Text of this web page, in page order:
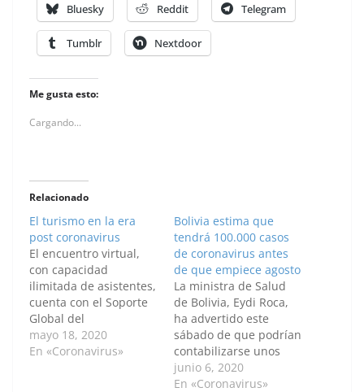
Bluesky Reddit Telegram
Tumblr Nextdoor
Me gusta esto:
Cargando...
Relacionado
El turismo en la era
post coronavirus
El encuentro virtual,
con capacidad
ilimitada de asistentes,
cuenta con el Soporte
Global del
Ayuntamiento de
Barcelona, la
mayo 18, 2020
En «Coronavirus»
Bolivia estima que
tendrá 100.000 casos
de coronavirus antes
de que empiece agosto
La ministra de Salud
de Bolivia, Eydi Roca,
ha advertido este
sábado de que podrían
contabilizarse unos
100.000 casos de
coronavirus hasta
junio 6, 2020
En «Coronavirus»